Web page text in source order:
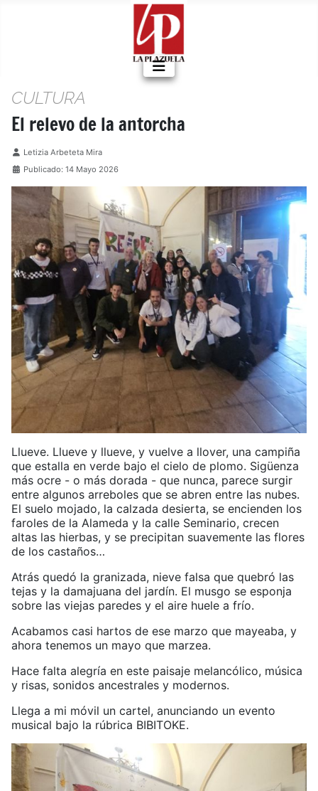
CULTURA
El relevo de la antorcha
Detalles
Letizia Arbeteta Mira
Publicado: 14 Mayo 2026
Llueve. Llueve y llueve, y vuelve a llover, una campiña
que estalla en verde bajo el cielo de plomo. Sigüenza
más ocre - o más dorada - que nunca, parece surgir
entre algunos arreboles que se abren entre las nubes.
El suelo mojado, la calzada desierta, se encienden los
faroles de la Alameda y la calle Seminario, crecen
altas las hierbas, y se precipitan suavemente las flores
de los castaños…
Atrás quedó la granizada, nieve falsa que quebró las
tejas y la damajuana del jardín. El musgo se esponja
sobre las viejas paredes y el aire huele a frío.
Acabamos casi hartos de ese marzo que mayeaba, y
ahora tenemos un mayo que marzea.
Hace falta alegría en este paisaje melancólico, música
y risas, sonidos ancestrales y modernos.
Llega a mi móvil un cartel, anunciando un evento
musical bajo la rúbrica BIBITOKE.